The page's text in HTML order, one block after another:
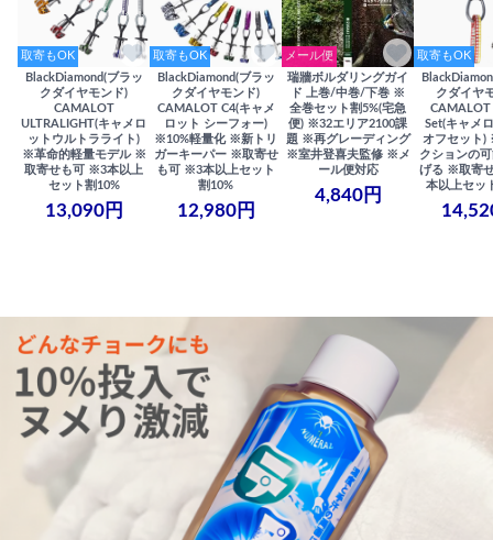
取寄もOK
BlackDiamond(ブラッ
クダイヤモンド)
CAMALOT
ULTRALIGHT(キャメロ
ットウルトラライト)
※革命的軽量モデル ※
取寄せも可 ※3本以上
セット割10%
13,090円
取寄もOK
BlackDiamond(ブラッ
クダイヤモンド)
CAMALOT C4(キャメ
ロット シーフォー)
※10%軽量化 ※新トリ
ガーキーパー ※取寄せ
も可 ※3本以上セット
割10%
12,980円
メール便
瑞牆ボルダリングガイ
ド 上巻/中巻/下巻 ※
全巻セット割5%(宅急
便) ※32エリア2100課
題 ※再グレーディング
※室井登喜夫監修 ※メ
ール便対応
4,840円
取寄もOK
クダイヤ
Set(キャメ
オフセット)
クションの
げる ※取寄
本以上セッ